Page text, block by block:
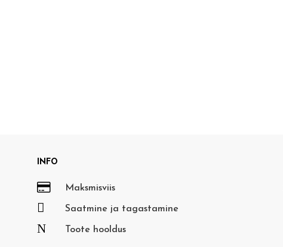
INFO
 Maksmisviis
 Saatmine ja tagastamine
N Toote hooldus